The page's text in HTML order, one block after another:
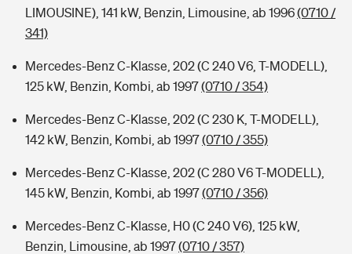
LIMOUSINE), 141 kW, Benzin, Limousine, ab 1996(0710 /
341)
Mercedes-Benz C-Klasse, 202 (C 240 V6, T-MODELL),
125 kW, Benzin, Kombi, ab 1997(0710 / 354)
Mercedes-Benz C-Klasse, 202 (C 230 K, T-MODELL),
142 kW, Benzin, Kombi, ab 1997(0710 / 355)
Mercedes-Benz C-Klasse, 202 (C 280 V6 T-MODELL),
145 kW, Benzin, Kombi, ab 1997(0710 / 356)
Mercedes-Benz C-Klasse, H0 (C 240 V6), 125 kW,
Benzin, Limousine, ab 1997(0710 / 357)